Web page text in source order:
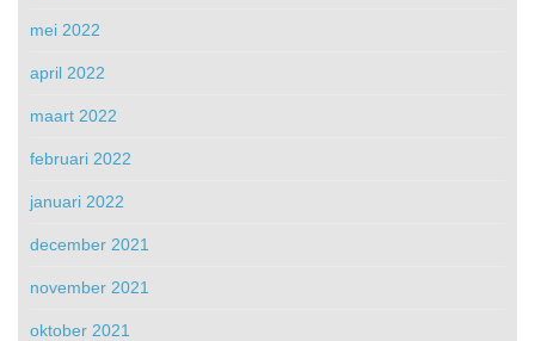
mei 2022
april 2022
maart 2022
februari 2022
januari 2022
december 2021
november 2021
oktober 2021